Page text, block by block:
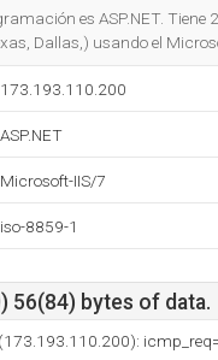
es ASP.NET. Tiene
Dallas,) usando el
173.193.110.200
ASP.NET
Microsoft-IIS/7
iso-8859-1
56(84) bytes of data.